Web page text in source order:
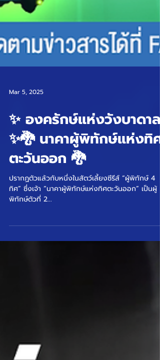
✨ องครักษ์แห่งวังบาดาล
✨🐉 นาคาผู้พิทักษ์แห่งทิศ
ตะวันออก 🐉
ปรากฏตัวแล้วกับหนึ่งในสัตว์เลี้ยงซีรีส์ “ผู้พิทักษ์ 4
ทิศ” ซึ่งเจ้า “นาคาผู้พิทักษ์แห่งทิศตะวันออก” เป็นผู้